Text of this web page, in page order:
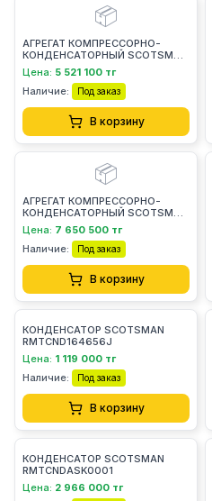
📦
АГРЕГАТ КОМПРЕССОРНО-
КОНДЕНСАТОРНЫЙ SCOTSMAN
UR108SPLI2600
Цена: 5 521 100 тг
Наличие:
Под заказ
В корзину
📦
АГРЕГАТ КОМПРЕССОРНО-
КОНДЕНСАТОРНЫЙ SCOTSMAN
UR208SPLI2600
Цена: 7 650 500 тг
Наличие:
Под заказ
В корзину
КОНДЕНСАТОР SCOTSMAN
RMTCND164656J
Цена: 1 119 000 тг
Наличие:
Под заказ
В корзину
КОНДЕНСАТОР SCOTSMAN
RMTCNDASK0001
Цена: 2 966 000 тг